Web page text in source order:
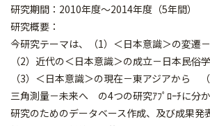
研究期間：2010年度～2014年度（5年間）
研究概要：
今研究テーマは、（1）＜日本意識＞の変遷
（2）近代の＜日本意識＞の成立－日本民俗
（3）＜日本意識＞の現在－東アジアから
三角測量－未来へ の4つの研究ｱﾌﾟﾛｰﾁに分か
研究のためのデータベース作成、及び成果発